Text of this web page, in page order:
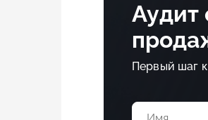
Аудит
Первый шаг